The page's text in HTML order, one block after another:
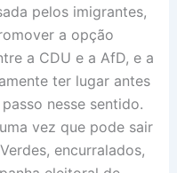
pelos imigrantes,
a opção
a CDU e a AfD, e a
ter lugar antes
nesse sentido.
vez que pode sair
encurralados,